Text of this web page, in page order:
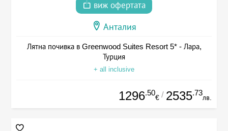
виж офертата
Анталия
Лятна почивка в Greenwood Suites Resort 5* - Лара,
Турция
+ all inclusive
1296.50
€ / 2535.73
лв.